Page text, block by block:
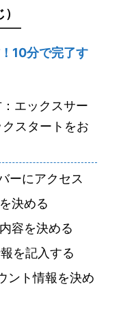
10分で完了す
エックスサー
スタートをお
ーにアクセス
決める
容を決める
を記入する
ント情報を決め